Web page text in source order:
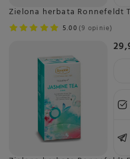
Zielona herbata Ronnefeldt
5.00 9 opinie